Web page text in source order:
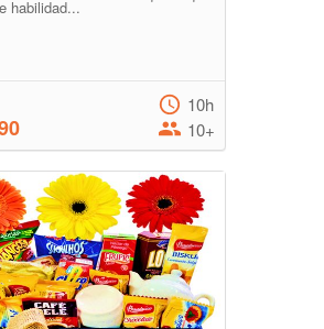
habilidad...
10h
10+